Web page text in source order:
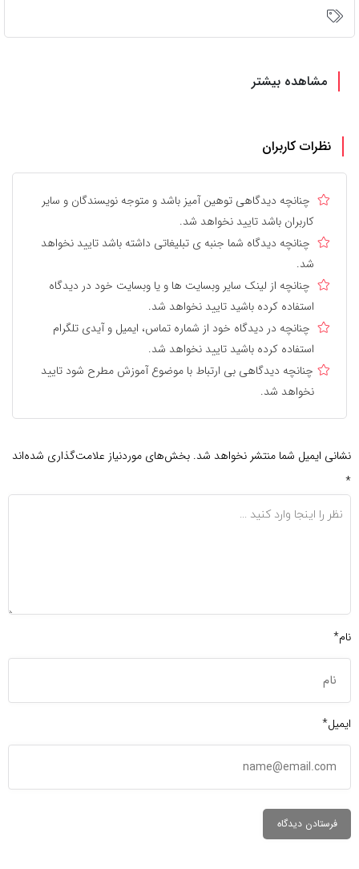
مشاهده بیشتر
نظرات کاربران
چنانچه دیدگاهی توهین آمیز باشد و متوجه نویسندگان و سایر
کاربران باشد تایید نخواهد شد.
چنانچه دیدگاه شما جنبه ی تبلیغاتی داشته باشد تایید نخواهد
شد.
چنانچه از لینک سایر وبسایت ها و یا وبسایت خود در دیدگاه
استفاده کرده باشید تایید نخواهد شد.
چنانچه در دیدگاه خود از شماره تماس، ایمیل و آیدی تلگرام
استفاده کرده باشید تایید نخواهد شد.
چنانچه دیدگاهی بی ارتباط با موضوع آموزش مطرح شود تایید
نخواهد شد.
نشانی ایمیل شما منتشر نخواهد شد. بخش‌های موردنیاز علامت‌گذاری شده‌اند
*
نام*
ایمیل*